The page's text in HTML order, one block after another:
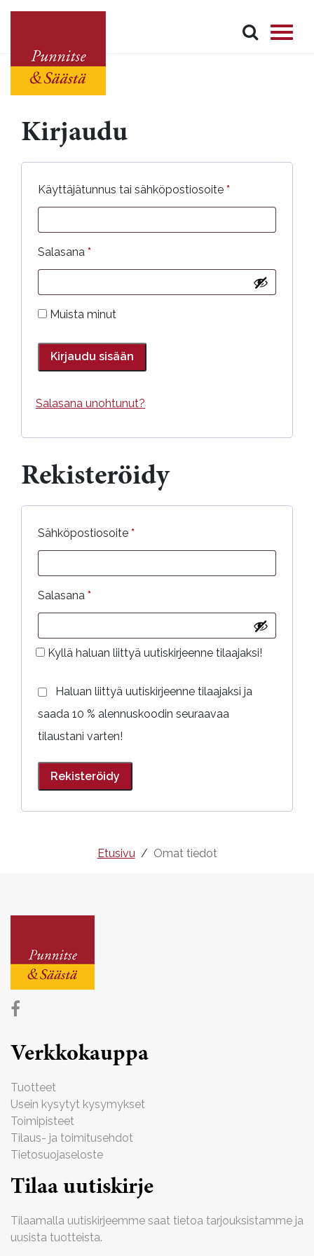
Kirjaudu
Käyttäjätunnus tai sähköpostiosoite *Vaaditaan
Salasana *Vaaditaan
Muista minut
Kirjaudu sisään
Salasana unohtunut?
Rekisteröidy
Sähköpostiosoite *Vaaditaan
Salasana *Vaaditaan
Kyllä haluan liittyä uutiskirjeenne tilaajaksi!
Haluan liittyä uutiskirjeenne tilaajaksi ja
saada 10 % alennuskoodin seuraavaa
tilaustani varten!
Rekisteröidy
Etusivu Omat tiedot
Verkkokauppa
Tuotteet
Usein kysytyt kysymykset
Toimipisteet
Tilaus- ja toimitusehdot
Tietosuojaseloste
Tilaa uutiskirje
Tilaamalla uutiskirjeemme saat tietoa tarjouksistamme ja
uusista tuotteista.